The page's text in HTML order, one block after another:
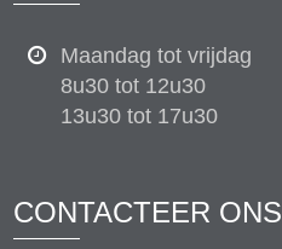
Maandag tot vrijdag
8u30 tot 12u30
13u30 tot 17u30
CONTACTEER ONS